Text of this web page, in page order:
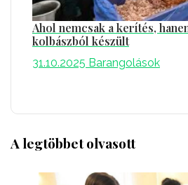
Ahol nemcsak a kerítés,
kolbászból készült
31.10.2025 Barangolások
A legtöbbet olvasott